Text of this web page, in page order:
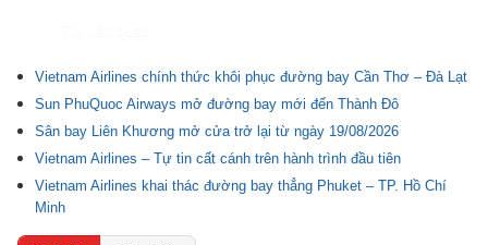
Vietnam Airlines chính thức khôi phục đường bay Cần Thơ – Đà Lạt
Sun PhuQuoc Airways mở đường bay mới đến Thành Đô
Sân bay Liên Khương mở cửa trở lại từ ngày 19/08/2026
Vietnam Airlines – Tự tin cất cánh trên hành trình đầu tiên
Vietnam Airlines khai thác đường bay thẳng Phuket – TP. Hồ Chí
Minh